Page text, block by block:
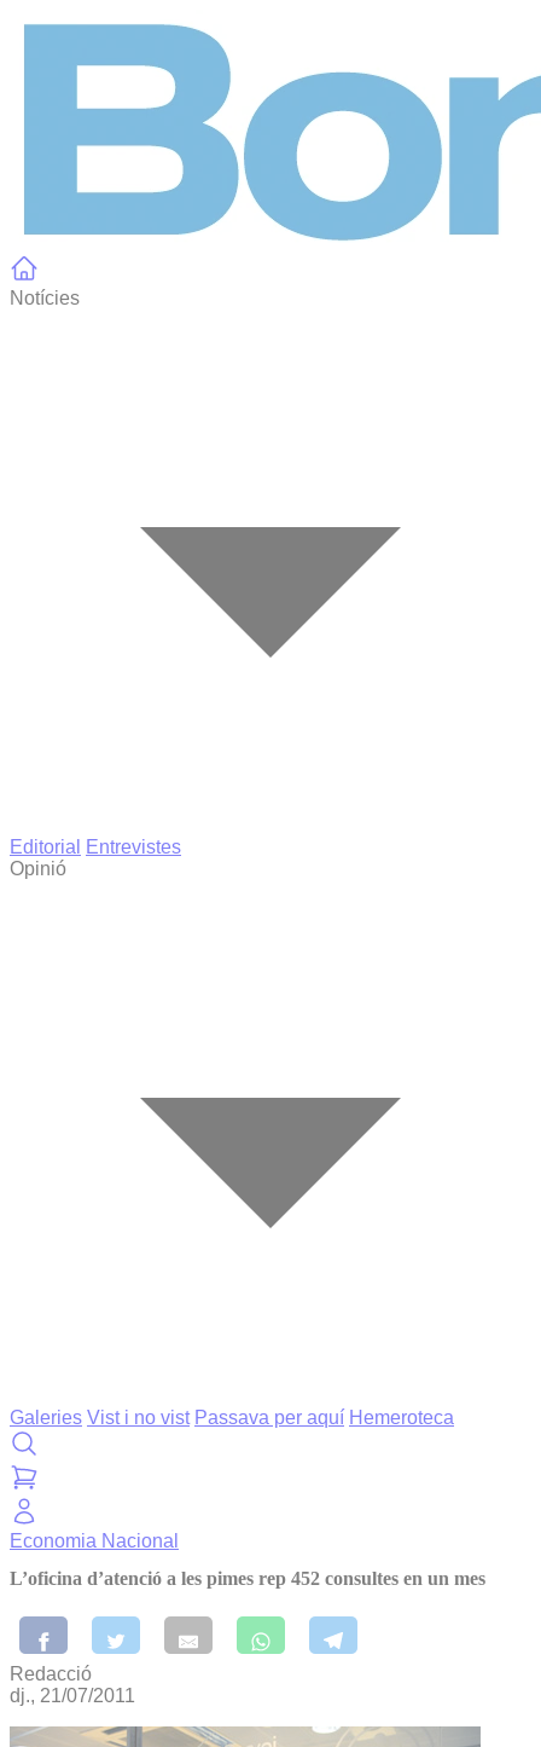
Notícies
Editorial
Entrevistes
Opinió
Galeries Vist i no vist Passava per aquí Hemeroteca
Economia Nacional
L’oficina d’atenció a les pimes rep 452 consultes en un mes
Redacció
dj., 21/07/2011